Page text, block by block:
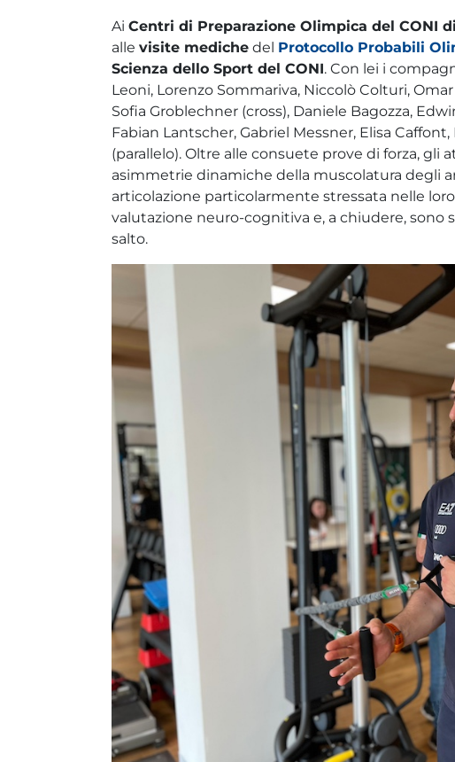
Ai Centri di Preparazione Olimpica del CONI
alle visite mediche del Protocollo Probabili
Scienza dello Sport del CONI. Con lei i
Leoni, Lorenzo Sommariva, Niccolò Colturi,
Sofia Groblechner (cross), Daniele Bagozza,
Fabian Lantscher, Gabriel Messner, Elisa
(parallelo). Oltre alle consuete prove di forza, gli
asimmetrie dinamiche della muscolatura degli
articolazione particolarmente stressata nelle
valutazione neuro-cognitiva e, a chiudere,
salto.